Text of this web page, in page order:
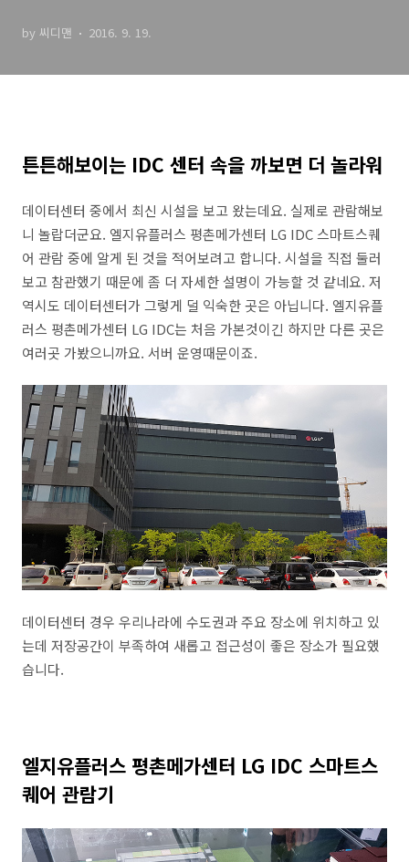
by 씨디맨 2016. 9. 19.
튼튼해보이는 IDC 센터 속을 까보면 더 놀라워
데이터센터 중에서 최신 시설을 보고 왔는데요. 실제로 관람해보
니 놀랍더군요. 엘지유플러스 평촌메가센터 LG IDC 스마트스퀘
어 관람 중에 알게 된 것을 적어보려고 합니다. 시설을 직접 둘러
보고 참관했기 때문에 좀 더 자세한 설명이 가능할 것 같네요. 저
역시도 데이터센터가 그렇게 덜 익숙한 곳은 아닙니다. 엘지유플
러스 평촌메가센터 LG IDC는 처음 가본것이긴 하지만 다른 곳은
여러곳 가봤으니까요. 서버 운영때문이죠.
데이터센터 경우 우리나라에 수도권과 주요 장소에 위치하고 있
는데 저장공간이 부족하여 새롭고 접근성이 좋은 장소가 필요했
습니다.
엘지유플러스 평촌메가센터 LG IDC 스마트스
퀘어 관람기